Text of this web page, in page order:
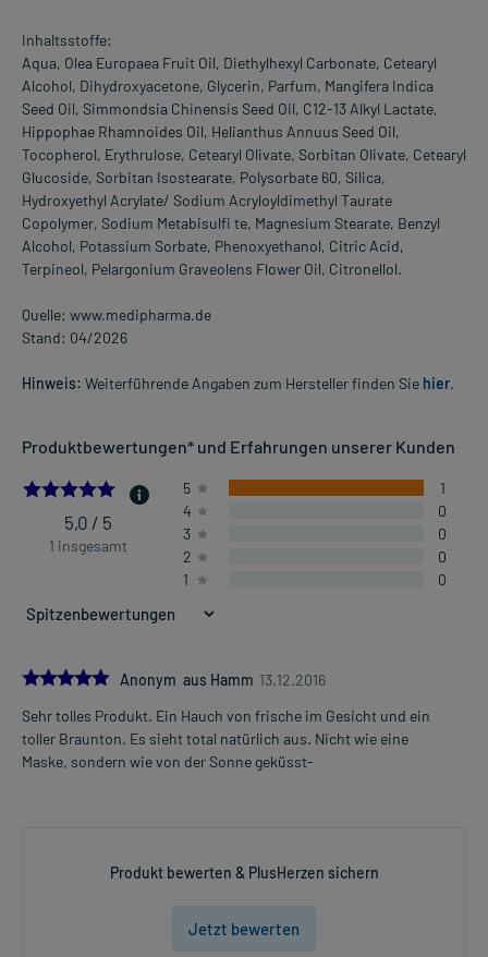
Inhaltsstoffe:
Aqua, Olea Europaea Fruit Oil, Diethylhexyl Carbonate, Cetearyl
Alcohol, Dihydroxyacetone, Glycerin, Parfum, Mangifera Indica
Seed Oil, Simmondsia Chinensis Seed Oil, C12-13 Alkyl Lactate,
Hippophae Rhamnoides Oil, Helianthus Annuus Seed Oil,
Tocopherol, Erythrulose, Cetearyl Olivate, Sorbitan Olivate, Cetearyl
Glucoside, Sorbitan Isostearate, Polysorbate 60, Silica,
Hydroxyethyl Acrylate/ Sodium Acryloyldimethyl Taurate
Copolymer, Sodium Metabisulfi te, Magnesium Stearate, Benzyl
Alcohol, Potassium Sorbate, Phenoxyethanol, Citric Acid,
Terpineol, Pelargonium Graveolens Flower Oil, Citronellol.
Quelle: www.medipharma.de
Stand: 04/2026
Hinweis: Weiterführende Angaben zum Hersteller finden Sie hier.
Produktbewertungen* und Erfahrungen unserer Kunden
5.0
5,0 / 5
1 insgesamt
5
1
4
0
3
0
2
0
1
0
5.0Anonym aus Hamm 13.12.2016
Sehr tolles Produkt. Ein Hauch von frische im Gesicht und ein
toller Braunton. Es sieht total natürlich aus. Nicht wie eine
Maske, sondern wie von der Sonne geküsst-
Produkt bewerten & PlusHerzen sichern
Jetzt bewerten